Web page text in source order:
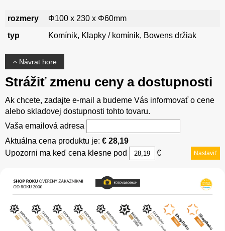
rozmery
Φ100 x 230 x Φ60mm
typ
Komínik, Klapky / komínik, Bowens držiak
Návrat hore
Strážiť zmenu ceny a dostupnosti
Ak chcete, zadajte e-mail a budeme Vás informovať o cene
alebo skladovej dostupnosti tohto tovaru.
Vaša emailová adresa
Aktuálna cena produktu je: € 28,19
Upozorni ma keď cena klesne pod
€ Nastaviť